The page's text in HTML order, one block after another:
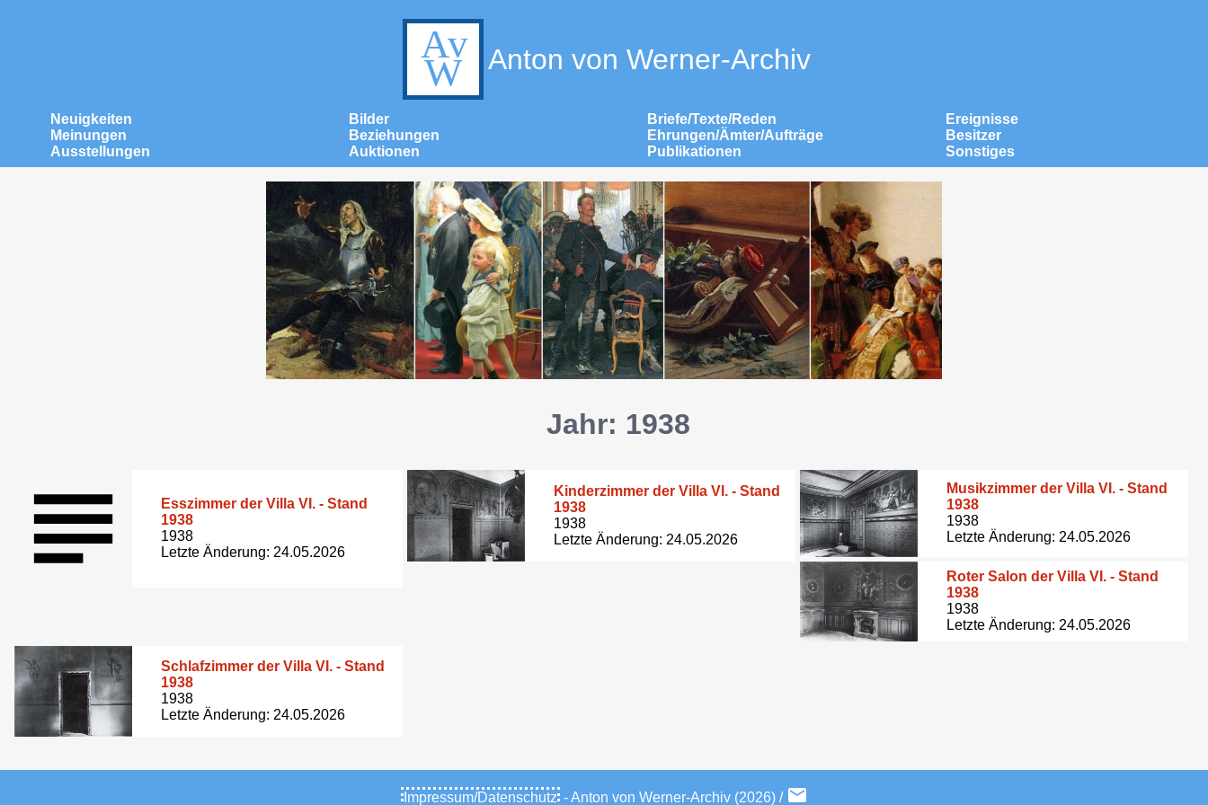
Anton von Werner-Archiv
Neuigkeiten Bilder Briefe/Texte/Reden
Ereignisse
Meinungen
Beziehungen Ehrungen/Ämter/Aufträge
Besitzer
Ausstellungen
Auktionen Publikationen Sonstiges
Jahr: 1938
Esszimmer der Villa VI. - Stand
1938
1938
Letzte Änderung: 24.05.2026
Kinderzimmer der Villa VI. - Stand
1938
1938
Letzte Änderung: 24.05.2026
Musikzimmer der Villa VI. - Stand
1938
1938
Letzte Änderung: 24.05.2026
Roter Salon der Villa VI. - Stand
1938
1938
Letzte Änderung: 24.05.2026
Schlafzimmer der Villa VI. - Stand
1938
1938
Letzte Änderung: 24.05.2026
Impressum/Datenschutz - Anton von Werner-Archiv (2026) /